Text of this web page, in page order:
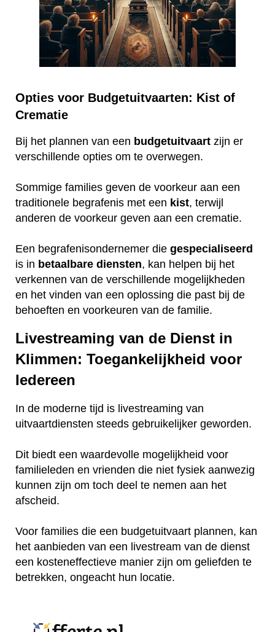
Opties voor Budgetuitvaarten: Kist of
Crematie
Bij het plannen van een budgetuitvaart zijn er
verschillende opties om te overwegen.
Sommige families geven de voorkeur aan een
traditionele begrafenis met een kist, terwijl
anderen de voorkeur geven aan een crematie.
Een begrafenisondernemer die gespecialiseerd
is in betaalbare diensten, kan helpen bij het
verkennen van de verschillende mogelijkheden
en het vinden van een oplossing die past bij de
behoeften en voorkeuren van de familie.
Livestreaming van de Dienst in
Klimmen: Toegankelijkheid voor
Iedereen
In de moderne tijd is livestreaming van
uitvaartdiensten steeds gebruikelijker geworden.
Dit biedt een waardevolle mogelijkheid voor
familieleden en vrienden die niet fysiek aanwezig
kunnen zijn om toch deel te nemen aan het
afscheid.
Voor families die een budgetuitvaart plannen, kan
het aanbieden van een livestream van de dienst
een kosteneffectieve manier zijn om geliefden te
betrekken, ongeacht hun locatie.